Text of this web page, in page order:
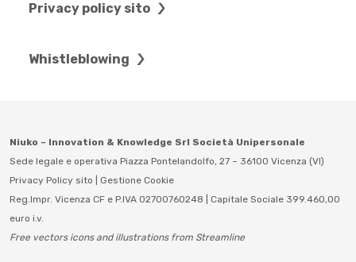
Privacy policy sito
Whistleblowing
Niuko – Innovation & Knowledge Srl Società Unipersonale
Sede legale e operativa Piazza Pontelandolfo, 27 – 36100 Vicenza (VI)
Privacy Policy sito
Gestione Cookie
Reg.Impr. Vicenza CF e P.IVA 02700760248 | Capitale Sociale 399.460,00
euro i.v.
Free vectors icons and illustrations from Streamline